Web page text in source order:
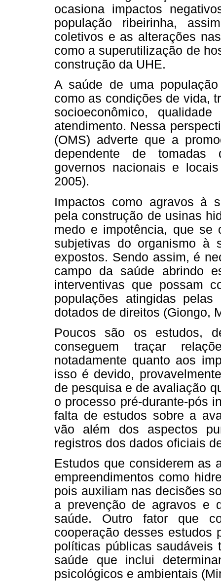
ocasiona impactos
população ribeirinha,
coletivos e as alterações
como a superutilização de
construção da UHE.
A saúde de uma
como as condições de vida,
socioeconômico,
atendimento. Nessa
(OMS) adverte que a
dependente de tomadas
governos nacionais e
2005).
Impactos como agravos à
pela construção de usinas
medo e impotência, que se
subjetivas do organismo à
expostos. Sendo assim, é
campo da saúde abrindo
interventivas que possam
populações atingidas
dotados de direitos (Giongo,
Poucos são os estudos,
conseguem traçar
notadamente quanto aos
isso é devido,
de pesquisa e de avaliação
o processo pré-durante-pós
falta de estudos sobre a
vão além dos aspectos
registros dos dados oficiais
Estudos que considerem as
empreendimentos como
pois auxiliam nas decisões
a prevenção de agravos e
saúde. Outro fator que
cooperação desses estudos
políticas públicas saudáveis
saúde que inclui
psicológicos e ambientais